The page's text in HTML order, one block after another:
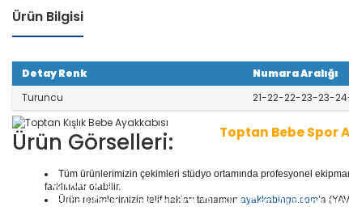
Ürün Bilgisi
Detay Renk Numara Aralığı
Turuncu
21-22-22-23-23-
Toptan Bebe Spor
1 seri içinde8çift ayakkabı bulunur. Toptan Bebe
tler, Kaliteli Deri Ayakkabılar, Günlük Deri
Ürün Görselleri:
Tüm ürünlerimizin çekimleri stüdyo ortamında profesyonel
farklılıklar olabilir.
Ürün resimlerimizin telif hakları tamamen ayakkabingo.com’a